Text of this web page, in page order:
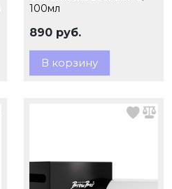
100мл
890 руб.
В корзину